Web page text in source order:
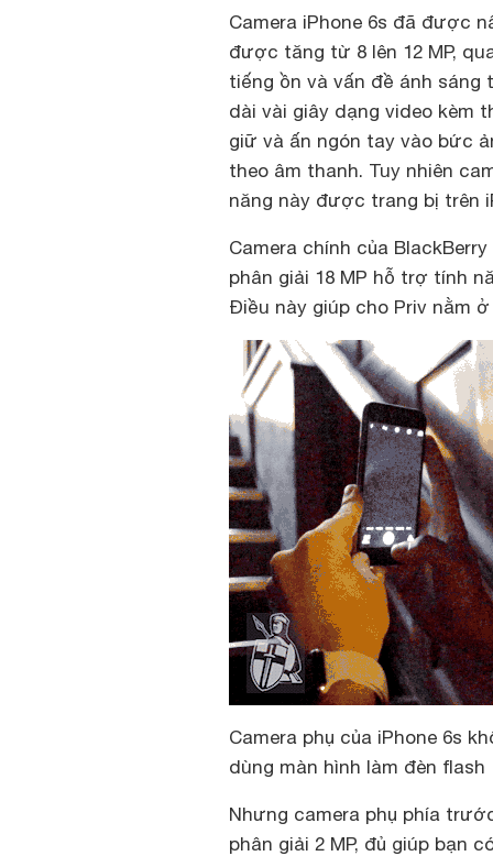
Camera iPhone 6s đã được
được tăng từ 8 lên 12 MP,
tiếng ồn và vấn đề ánh sáng
dài vài giây dạng video kèm
giữ và ấn ngón tay vào bức
theo âm thanh. Tuy nhiên
năng này được trang bị trên
Camera chính của
phân giải 18 MP hỗ trợ tính
Điều này giúp cho Priv nằm
Camera phụ của iPhone 6s
dùng màn hình làm đèn flash
Nhưng camera phụ phía
phân giải 2 MP, đủ giúp bạn